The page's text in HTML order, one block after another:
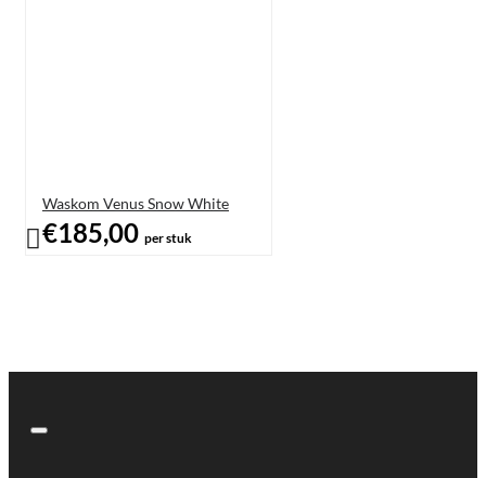
Waskom Venus Snow White
€185,00 per stuk